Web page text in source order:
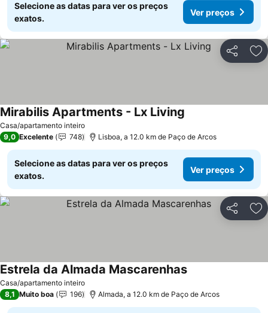
Selecione as datas para ver os preços
exatos.
Ver preços
Partilhar
Casa/apartamento inteiro
Mirabilis Apartments - Lx Living
9,0 Excelente 748 Lisboa, a 12.0 km de Paço de Arcos
Selecione as datas para ver os preços
exatos.
Ver preços
Partilhar
Casa/apartamento inteiro
Estrela da Almada MascarenhasVer preços
8,1 Muito boa 196 Almada, a 12.0 km de Paço de Arcos